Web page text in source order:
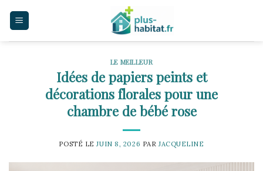
LE MEILLEUR
Idées de papiers peints et
décorations florales pour une
chambre de bébé rose
POSTÉ LEJUIN 8, 2026 PAR JACQUELINE